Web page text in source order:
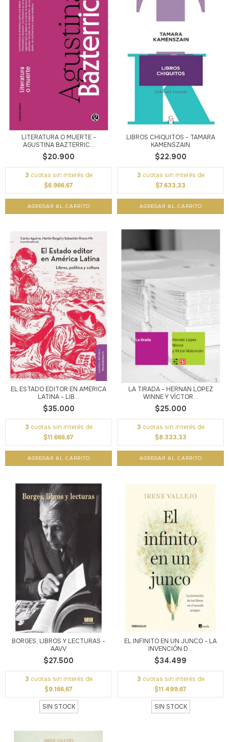
LITERATURA O MUERTE -
AGUSTINA BAZTERRIC...
$20.900
3 cuotas sin interés de
$6.966,67
LIBROS CHIQUITOS - TAMARA
KAMENSZAIN
$22.900
3 cuotas sin interés de
$7.633,33
EL ESTADO EDITOR EN AMÉRICA
LATINA - LIB...
$35.000
3 cuotas sin interés de
$11.666,67
LA TIRADA - HERNÁN LÓPEZ
WINNE Y VÍCTOR...
$25.000
3 cuotas sin interés de
$8.333,33
BORGES, LIBROS Y LECTURAS -
AAVV
$27.500
3 cuotas sin interés de
$9.166,67
SIN STOCK
EL INFINITO EN UN JUNCO - LA
INVENCIÓN D...
$34.499
3 cuotas sin interés de
$11.499,67
SIN STOCK